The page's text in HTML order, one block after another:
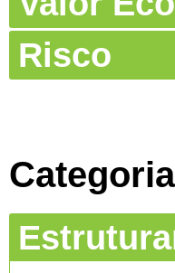
Risco